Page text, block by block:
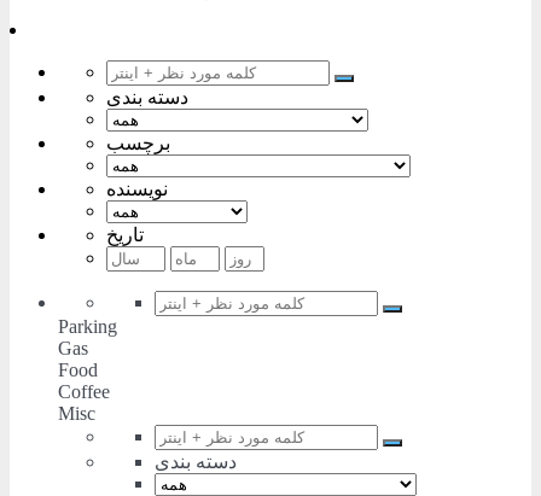
دسته بندی
برچسب
نویسنده
تاریخ
Parking
Gas
Food
Coffee
Misc
دسته بندی